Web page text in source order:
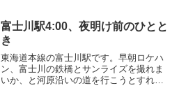
ょねぇ・・・。鉄道写真、心がけよく臨
まねばいかんですわ。
富士川駅4:00、夜明け前のひとと
き
東海道本線の富士川駅です。早朝ロケハ
ン、富士川の鉄橋とサンライズを撮れま
いか、と河原沿いの道を行こうとすれど